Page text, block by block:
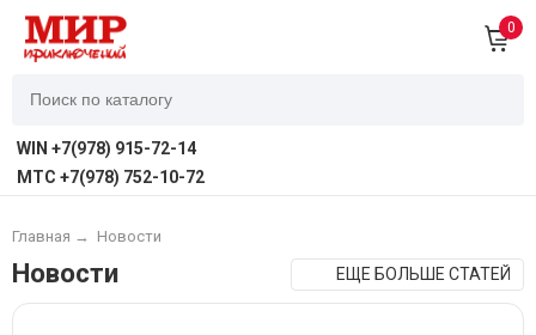
0
WIN +7(978) 915-72-14
MTC +7(978) 752-10-72
Главная → Новости
Новости ЕЩЕ БОЛЬШЕ СТАТЕЙ